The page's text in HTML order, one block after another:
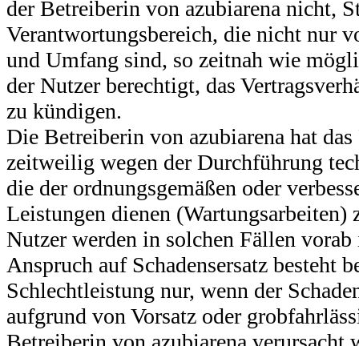
der Betreiberin von azubiarena nicht,
Verantwortungsbereich, die nicht nur
und Umfang sind, so zeitnah wie
der Nutzer berechtigt, das
zu kündigen.
Die Betreiberin von azubiarena hat
zeitweilig wegen der Durchführung
die der ordnungsgemäßen oder
Leistungen dienen (Wartungsarbeiten)
Nutzer werden in solchen Fällen
Anspruch auf Schadensersatz besteht
Schlechtleistung nur, wenn der
aufgrund von Vorsatz oder